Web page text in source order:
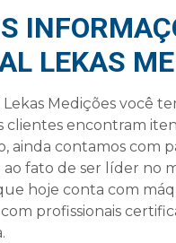
LEKAS
Medições você
clientes encontram
ainda contamos
ao fato de ser líder no
hoje conta com
profissionais